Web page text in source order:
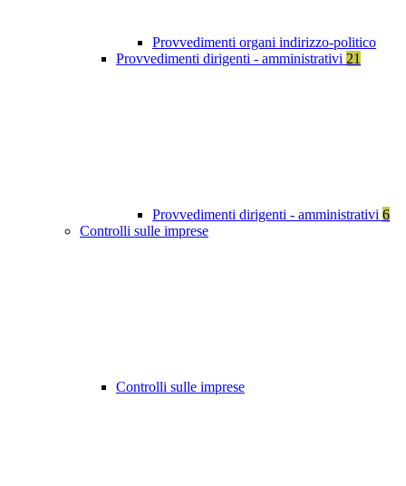
Provvedimenti organi indirizzo-politico
Provvedimenti dirigenti - amministrativi 21
Provvedimenti dirigenti - amministrativi 6
Controlli sulle imprese
Controlli sulle imprese